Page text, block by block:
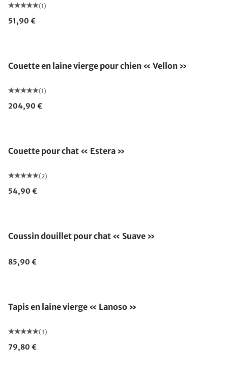
(1)
51,90 €
Couette en laine vierge pour chien « Vellon »
(1)
204,90 €
Couette pour chat « Estera »
(2)
54,90 €
Coussin douillet pour chat « Suave »
85,90 €
Tapis en laine vierge « Lanoso »
(3)
79,80 €